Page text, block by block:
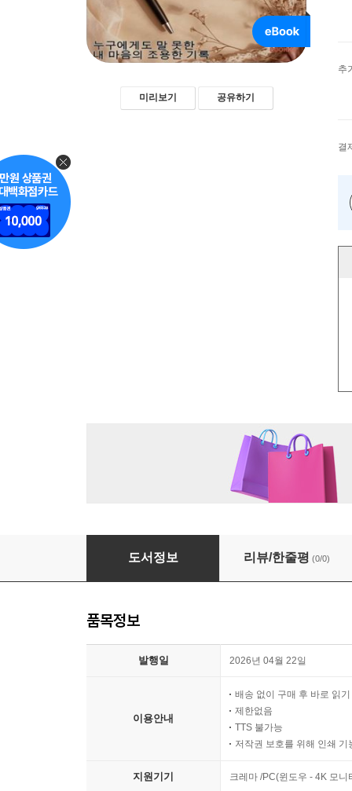
미리보기 공유하기
추
결
열 두살의 마음 기록
도서정보 리뷰/한줄평 (0/0)
품목정보
발행일 2026년 04월 22일
이용안내
배송 없이 구매 후 바로 읽기
제한없음
TTS 불가능
저작권 보호를 위해 인쇄 기
지원기기 크레마 /PC(윈도우 - 4K 모